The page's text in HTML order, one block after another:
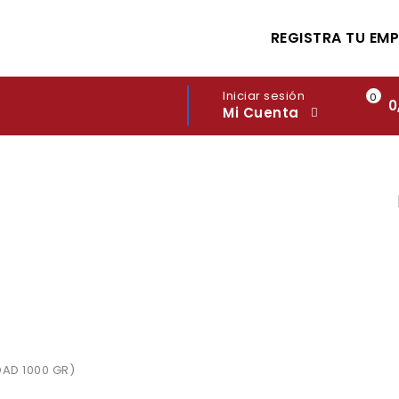
REGISTRA TU
Iniciar sesión
Mi Cuenta
0
1000 GR)